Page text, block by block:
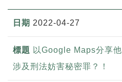
2022-04-27
以Google Maps分享
涉及刑法妨害秘密罪？！